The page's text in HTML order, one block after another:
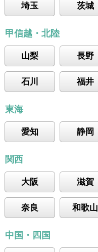
埼玉 茨城
甲信越・北陸
山梨 長野
石川 福井
東海
愛知 静岡
関西
大阪 滋賀
奈良 和歌山
中国・四国